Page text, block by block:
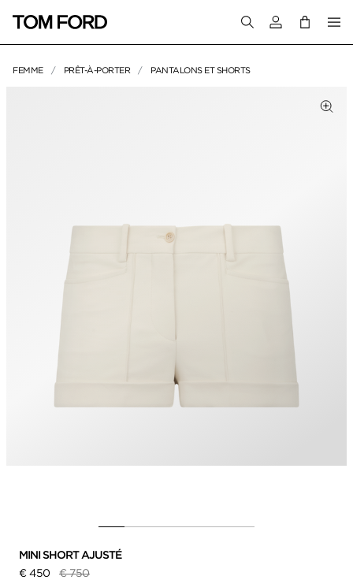
Connectez-
FEMME PRÊT-À-PORTER PANTALONS ET SHORTS
MINI SHORT AJUSTÉ
€ 450
Prix réduit de
€ 750à